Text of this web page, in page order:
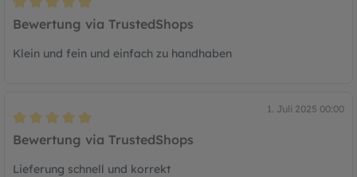
Bewertung mit 5 von 5 Sternen
Bewertung via TrustedShops
Klein und fein und einfach zu handhaben
1. Juli 2025 00:00
Bewertung mit 5 von 5 Sternen
Bewertung via TrustedShops
Lieferung schnell und korrekt